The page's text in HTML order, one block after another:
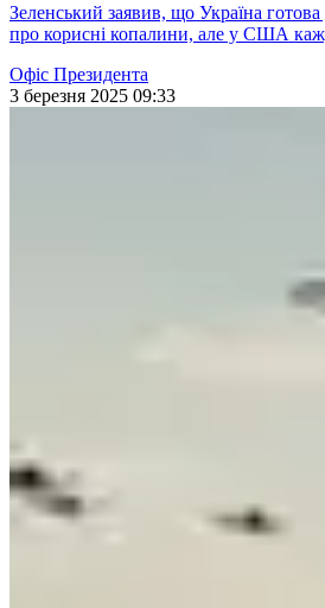
Зеленський заявив, що Україна
про корисні копалини, але у США
Офіс Президента
3 березня 2025 09:33